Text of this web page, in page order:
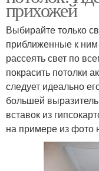
прихожей
Выбирайте только
приближенные к
рассеять свет по
покрасить потолки
следует идеально
большей
вставок из
на примере из фото